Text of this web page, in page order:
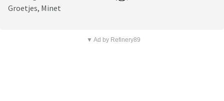
Groetjes, Minet
▼ Ad by Refinery89